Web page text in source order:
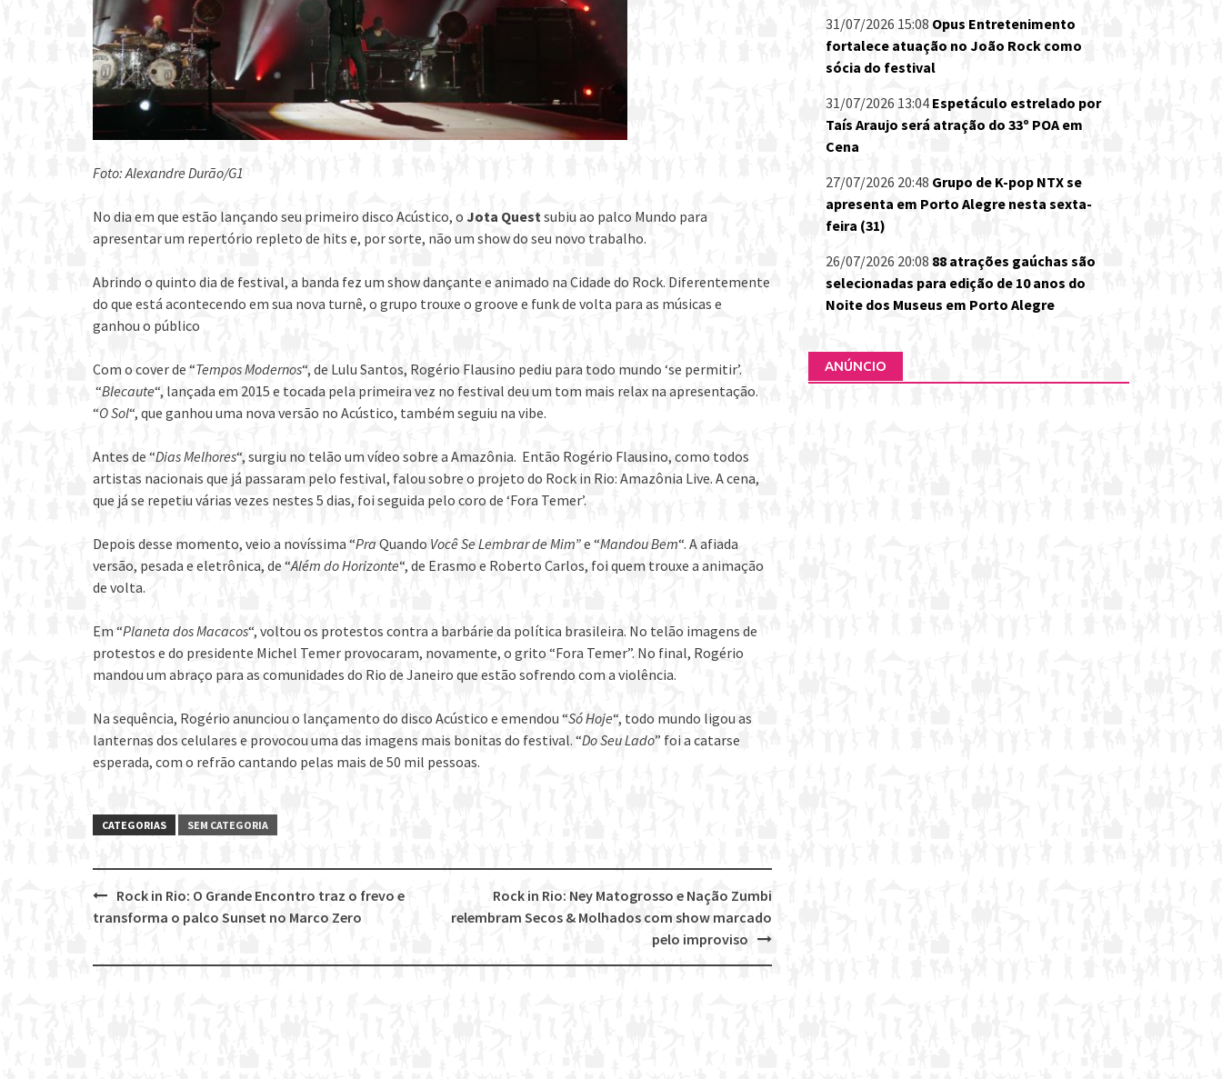
Foto: Alexandre Durão/G1
No dia em que estão lançando seu primeiro disco Acústico, o Jota Quest subiu ao palco Mundo para
apresentar um repertório repleto de hits e, por sorte, não um show do seu novo trabalho.
Abrindo o quinto dia de festival, a banda fez um show dançante e animado na Cidade do Rock. Diferentemente
do que está acontecendo em sua nova turnê, o grupo trouxe o groove e funk de volta para as músicas e
ganhou o público
Com o cover de “Tempos Modernos“, de Lulu Santos, Rogério Flausino pediu para todo mundo ‘se permitir’.
“Blecaute“, lançada em 2015 e tocada pela primeira vez no festival deu um tom mais relax na apresentação.
“O Sol“, que ganhou uma nova versão no Acústico, também seguiu na vibe.
Antes de “Dias Melhores“, surgiu no telão um vídeo sobre a Amazônia. Então Rogério Flausino, como todos
artistas nacionais que já passaram pelo festival, falou sobre o projeto do Rock in Rio: Amazônia Live. A cena,
que já se repetiu várias vezes nestes 5 dias, foi seguida pelo coro de ‘Fora Temer’.
Depois desse momento, veio a novíssima “Pra Quando Você Se Lembrar de Mim”e “Mandou Bem“. A afiada
versão, pesada e eletrônica, de “Além do Horizonte“, de Erasmo e Roberto Carlos, foi quem trouxe a animação
de volta.
Em “Planeta dos Macacos“, voltou os protestos contra a barbárie da política brasileira. No telão imagens de
protestos e do presidente Michel Temer provocaram, novamente, o grito “Fora Temer”. No final, Rogério
mandou um abraço para as comunidades do Rio de Janeiro que estão sofrendo com a violência.
Na sequência, Rogério anunciou o lançamento do disco Acústico e emendou “Só Hoje“, todo mundo ligou as
lanternas dos celulares e provocou uma das imagens mais bonitas do festival. “Do Seu Lado” foi a catarse
esperada, com o refrão cantando pelas mais de 50 mil pessoas.
CATEGORIAS SEM CATEGORIA
Post
Rock in Rio: Ney Matogrosso e Nação Zumbi
relembram Secos & Molhados com show marcado
pelo improviso
Rock in Rio: O Grande Encontro traz o frevo e
transforma o palco Sunset no Marco Zero
31/07/2026 15:08 Opus Entretenimento
fortalece atuação no João Rock como
sócia do festival
31/07/2026 13:04 Espetáculo estrelado por
Taís Araujo será atração do 33º POA em
Cena
27/07/2026 20:48 Grupo de K-pop NTX se
apresenta em Porto Alegre nesta sexta-
feira (31)
26/07/2026 20:08 88 atrações gaúchas são
selecionadas para edição de 10 anos do
Noite dos Museus em Porto Alegre
ANÚNCIO